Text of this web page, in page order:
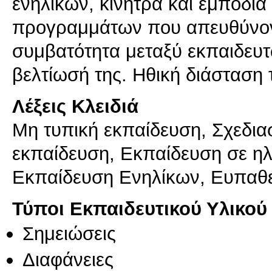
προγραμμάτων που
συμβατότητα μεταξύ
βελτίωσή της. Ηθική
Λέξεις Κλειδιά
Μη τυπική εκπαίδευση,
εκπαίδευση, Εκπαίδευση σε
Εκπαίδευση Ενηλίκων,
Τύποι Εκπαιδευτικού Υλικού
Σημειώσεις
Διαφάνειες